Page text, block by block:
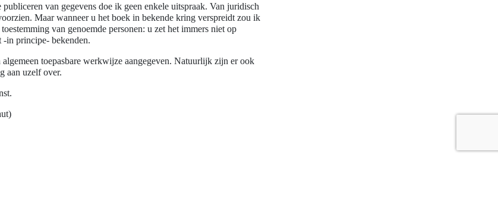
van gegevens doe ik geen enkele uitspraak. Van juridisch
Maar wanneer u het boek in bekende kring verspreidt zou ik
van genoemde personen: u zet het immers niet op
-in principe- bekenden.
toepasbare werkwijze aangegeven. Natuurlijk zijn er ook
aan uzelf over.